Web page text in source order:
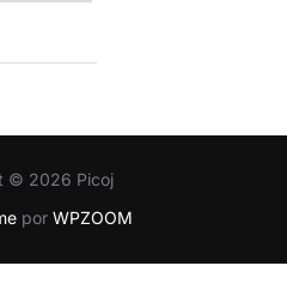
© 2026 Picoj
por WPZOOM